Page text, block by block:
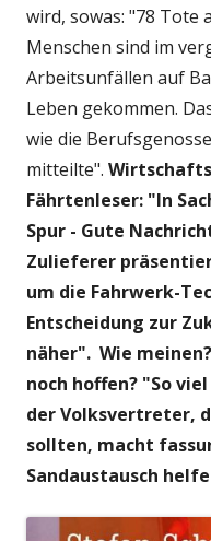
wird, sowas: "78 Tote
Menschen sind im
Arbeitsunfällen auf
Leben gekommen.
wie die
mitteilte".
Fährtenleser: "In
Spur - Gute
Zulieferer
um die Fahrwerk-
Entscheidung zur
näher". Wie
noch hoffen? "So
der Volksvertreter,
sollten, macht
Sandaustausch